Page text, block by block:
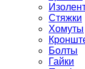
Стяжки
Хомуты
Болты
Гайки